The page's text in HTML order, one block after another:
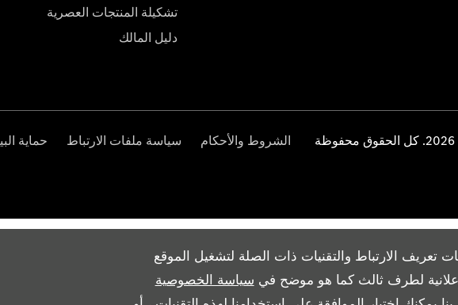
تعريف الارتباط والتقنيات ذات الصلة لتشغيل الموقع
لطرف ثالث كما هو موضح في سياسة الخصوصية
تشكيلة المنتجات العصرية
دليل المالك
الشروط والأحكام سياسة ملفات الارتباط حماية